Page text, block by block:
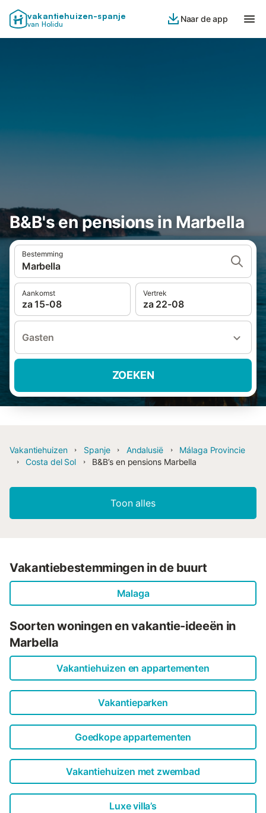
vakantiehuizen-spanje
van Holidu
Naar de app
B&B's en pensions in Marbella
Bestemming
Marbella
Aankomst
za 15-08
Vertrek
za 22-08
Gasten
ZOEKEN
Vakantiehuizen Spanje Andalusië
Málaga Provincie
Costa del Sol
B&B’s en pensions Marbella
Toon alles
Vakantiebestemmingen in de buurt
Malaga
Soorten woningen en vakantie-ideeën in
Marbella
Vakantiehuizen en appartementen
Vakantieparken
Goedkope appartementen
Vakantiehuizen met zwembad
Luxe villa’s